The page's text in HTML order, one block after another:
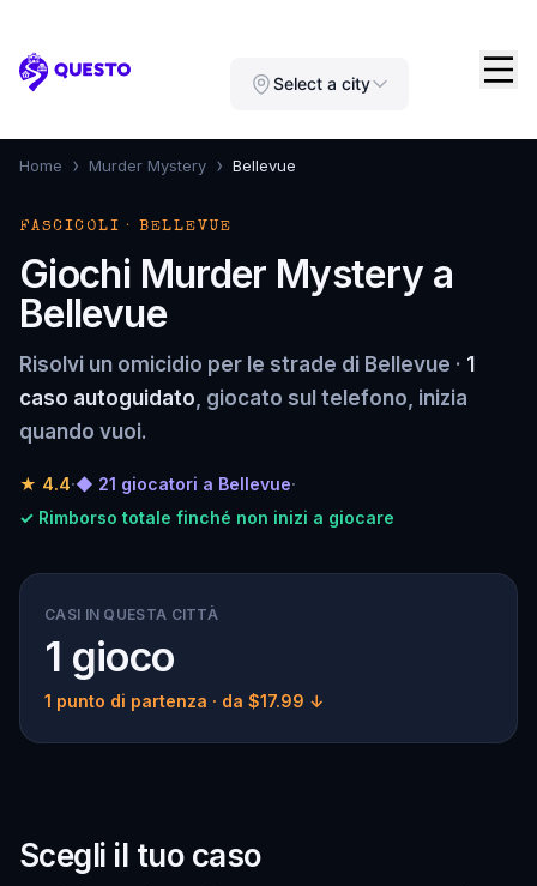
Questo Select a city
Home › Murder Mystery › Bellevue
FASCICOLI · BELLEVUE
Giochi Murder Mystery a
Bellevue
Risolvi un omicidio per le strade di Bellevue · 1
caso autoguidato, giocato sul telefono, inizia
quando vuoi.
★ 4.4·◆ 21 giocatori a Bellevue·
✓ Rimborso totale finché non inizi a giocare
CASI IN QUESTA CITTÀ
1 gioco
1 punto di partenza · da $17.99 ↓
Scegli il tuo caso